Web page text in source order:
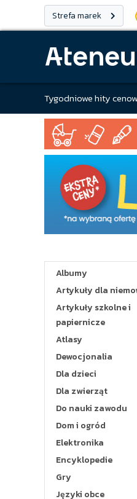
Strefa marek
Tygodniowe hity
Albumy
Artykuły dla
Artykuły szkolne i
papiernicze
Atlasy
Dewocjonalia
Dla dzieci
Dla zwierząt
Do nauki zawodu
Dom i ogród
Elektronika
Encyklopedie
Gry
Języki obce